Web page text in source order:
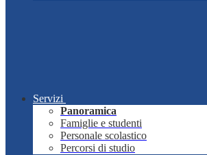
Servizi
Panoramica
Famiglie e studenti
Personale scolastico
Percorsi di studio